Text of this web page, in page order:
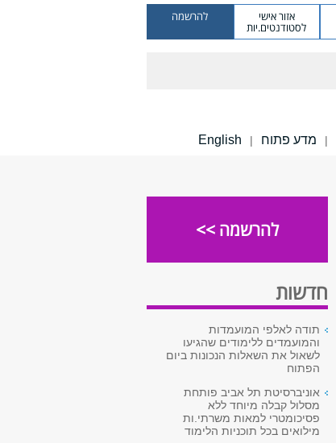
אזור אישי
לסטודנטים.יות
להרשמה
| מדע פתוח |
English
להרשמה >>
חדשות
תודה לאלפי המועמדות
והמועמדים ללימודים שהגיעו
לשאול את השאלות הנכונות ביום
הפתוח
אוניברסיטת תל אביב פותחת
מסלול קבלה מיוחד ללא
פסיכומטרי למאות משרתי.ות
מילואים בכל תוכניות הלימוד